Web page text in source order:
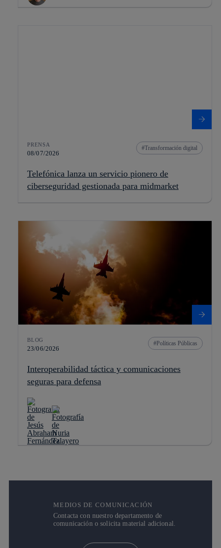
PRENSA
08/07/2026
Transformación digital
Telefónica lanza un servicio pionero de
ciberseguridad gestionada para midmarket
BLOG
23/06/2026
Políticas Públicas
Interoperabilidad táctica y comunicaciones
seguras para defensa
MEDIOS DE COMUNICACIÓN
Contacta con nuestro departamento de
comunicación o solicita material adicional.